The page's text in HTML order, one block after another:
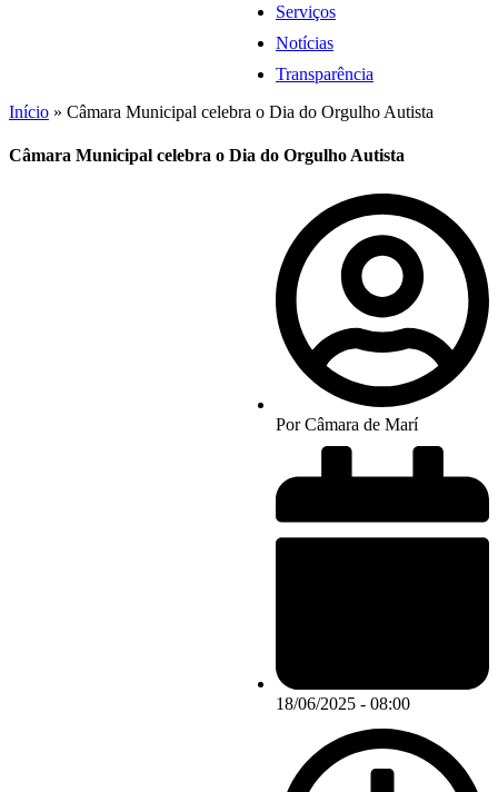
Serviços
Notícias
Transparência
Início » Câmara Municipal celebra o Dia do Orgulho Autista
Câmara Municipal celebra o Dia do Orgulho Autista
PorCâmara de Marí
18/06/2025 - 08:00